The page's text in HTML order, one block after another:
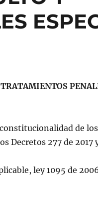
de
Decretos 277 de 2017
ley 1095 de